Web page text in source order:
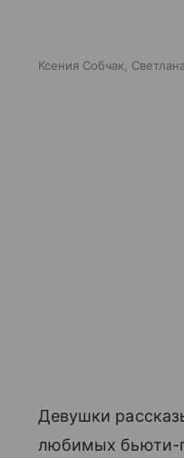
Ксения Собчак,
Девушки
любимых бьюти-